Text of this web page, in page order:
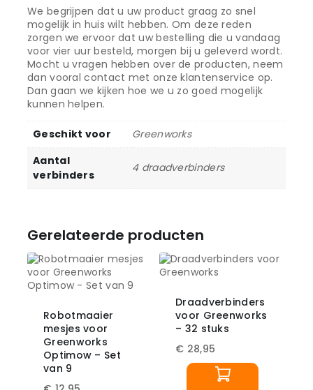
We begrijpen dat u uw product graag zo snel
mogelijk in huis wilt hebben. Om deze reden
zorgen we ervoor dat uw bestelling die u vandaag
voor vier uur besteld, morgen bij u geleverd wordt.
Mocht u vragen hebben over de producten, neem
dan vooral contact met onze klantenservice op.
Dan gaan we kijken hoe we u zo goed mogelijk
kunnen helpen.
Geschikt voor
Greenworks
Aantal
verbinders
4 draadverbinders
Gerelateerde producten
Robotmaaier
mesjes voor
Greenworks
Optimow – Set
van 9
Draadverbinders
voor Greenworks
– 32 stuks
€ 28,95